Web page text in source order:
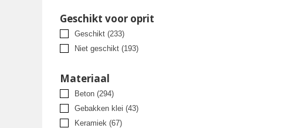
Geschikt voor oprit
Geschikt (233)
Niet geschikt (193)
Materiaal
Beton (294)
Gebakken klei (43)
Keramiek (67)